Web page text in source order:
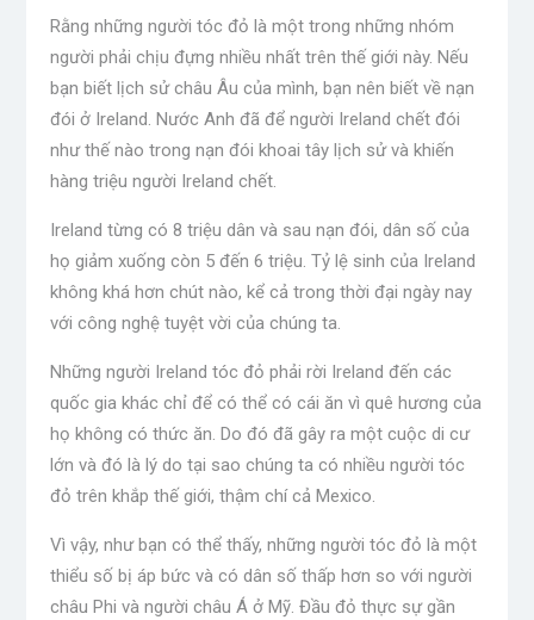
Rằng những người tóc đỏ là một trong những nhóm
người phải chịu đựng nhiều nhất trên thế giới này. Nếu
bạn biết lịch sử châu Âu của mình, bạn nên biết về nạn
đói ở Ireland. Nước Anh đã để người Ireland chết đói
như thế nào trong nạn đói khoai tây lịch sử và khiến
hàng triệu người Ireland chết.
Ireland từng có 8 triệu dân và sau nạn đói, dân số của
họ giảm xuống còn 5 đến 6 triệu. Tỷ lệ sinh của Ireland
không khá hơn chút nào, kể cả trong thời đại ngày nay
với công nghệ tuyệt vời của chúng ta.
Những người Ireland tóc đỏ phải rời Ireland đến các
quốc gia khác chỉ để có thể có cái ăn vì quê hương của
họ không có thức ăn. Do đó đã gây ra một cuộc di cư
lớn và đó là lý do tại sao chúng ta có nhiều người tóc
đỏ trên khắp thế giới, thậm chí cả Mexico.
Vì vậy, như bạn có thể thấy, những người tóc đỏ là một
thiểu số bị áp bức và có dân số thấp hơn so với người
châu Phi và người châu Á ở Mỹ. Đầu đỏ thực sự gần